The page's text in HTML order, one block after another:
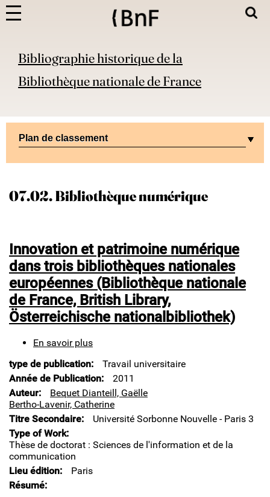
Bibliographie historique de la
Bibliothèque nationale de France
Plan de classement
07.02. Bibliothèque numérique
Innovation et patrimoine numérique
dans trois bibliothèques nationales
européennes (Bibliothèque nationale
de France, British Library,
Österreichische nationalbibliothek)
En savoir plus
et
patrimoine
numérique
dans
trois
bibliothèques
européennes
type de publication
Travail universitaire
Année de Publication
2011
Auteur
Bequet Dianteill, Gaëlle
Bertho-Lavenir, Catherine
Titre Secondaire
Université Sorbonne Nouvelle - Paris 3
Type of Work
Thèse de doctorat : Sciences de l'information et de la
communication
Lieu édition
Paris
Résumé